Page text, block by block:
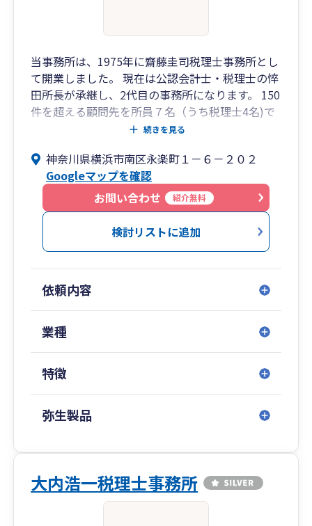
当事務所は、1975年に齋藤圭司税理士事務所とし
て開業しました。 現在は公認会計士・税理士の悴
田所長が承継し、2代目の事務所になります。 150
件を超える顧問先を所員７名（うち税理士4名)で
でなく企業経営に必要なシステム提案等も行って
おります。
続きを見る
神奈川県横浜市南区永楽町１－６－２０２
Googleマップを確認
お問い合わせ
紹介無料
検討リストに追加
依頼内容
業種
特徴
弥生製品
大内浩一税理士事務所